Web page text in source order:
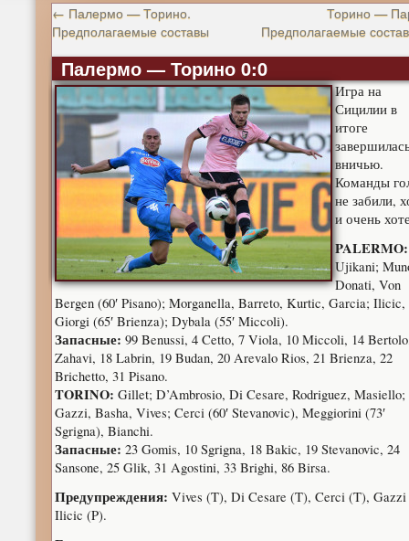
← Палермо — Торино.
Предполагаемые составы
Торино —
Предполагаемые
Палермо — Торино 0:0
Игра на
Сицилии в
итоге
вничью.
Команды
не забили,
и очень
PALERMO:
Ujikani;
Donati, Von
Bergen (60′ Pisano); Morganella, Barreto, Kurtic, Garcia; Ilicic,
Giorgi (65′ Brienza); Dybala (55′ Miccoli).
Запасные: 99 Benussi, 4 Cetto, 7 Viola, 10 Miccoli, 14
Zahavi, 18 Labrin, 19 Budan, 20 Arevalo Rios, 21 Brienza, 22
Brichetto, 31 Pisano.
TORINO: Gillet; D’Ambrosio, Di Cesare, Rodriguez, Masiello;
Gazzi, Basha, Vives; Cerci (60′ Stevanovic), Meggiorini (73′
Sgrigna), Bianchi.
Запасные: 23 Gomis, 10 Sgrigna, 18 Bakic, 19 Stevanovic, 24
Sansone, 25 Glik, 31 Agostini, 33 Brighi, 86 Birsa.
Предупреждения: Vives (T), Di Cesare (T), Cerci (T),
Ilicic (P).